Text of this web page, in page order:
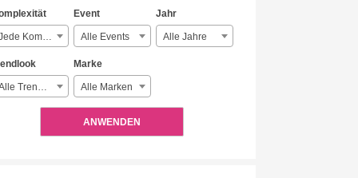
Jede Komplexität
Event
Alle Events
Jahr
Alle Jahre
Alle Trendlooks
Marke
Alle Marken
ANWENDEN